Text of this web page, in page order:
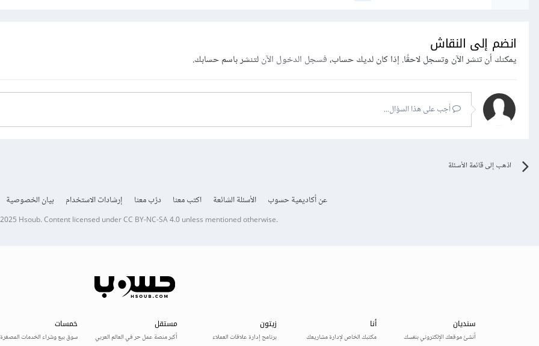
انضم إلى النقاش
يمكنك أن تنشر الآن وتسجل لاحقًا. إذا كان لديك حساب،فسجل الدخول الآنلتنشر باسم حسابك.
أجب على هذا السؤال...
اذهب إلى قائمة الأسئلة
عن أكاديمية حسوب الأسئلة الشائعة اكتب معنا درّب معنا إرشادات الاستخدام بيان الخصوصية
Hsoub.Content licensed underCC BY-NC-SA 4.0unless mentioned otherwise.